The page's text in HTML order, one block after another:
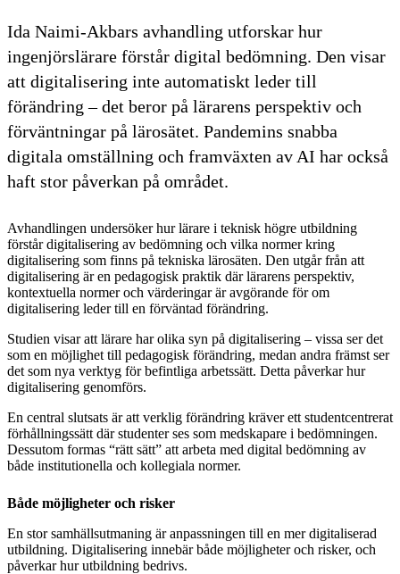
Ida Naimi-Akbars avhandling utforskar hur
ingenjörslärare förstår digital bedömning. Den visar
att digitalisering inte automatiskt leder till
förändring – det beror på lärarens perspektiv och
förväntningar på lärosätet. Pandemins snabba
digitala omställning och framväxten av AI har också
haft stor påverkan på området.
Avhandlingen undersöker hur lärare i teknisk högre utbildning
förstår digitalisering av bedömning och vilka normer kring
digitalisering som finns på tekniska lärosäten. Den utgår från att
digitalisering är en pedagogisk praktik där lärarens perspektiv,
kontextuella normer och värderingar är avgörande för om
digitalisering leder till en förväntad förändring.
Studien visar att lärare har olika syn på digitalisering – vissa ser det
som en möjlighet till pedagogisk förändring, medan andra främst ser
det som nya verktyg för befintliga arbetssätt. Detta påverkar hur
digitalisering genomförs.
En central slutsats är att verklig förändring kräver ett studentcentrerat
förhållningssätt där studenter ses som medskapare i bedömningen.
Dessutom formas “rätt sätt” att arbeta med digital bedömning av
både institutionella och kollegiala normer.
Både möjligheter och risker
En stor samhällsutmaning är anpassningen till en mer digitaliserad
utbildning. Digitalisering innebär både möjligheter och risker, och
påverkar hur utbildning bedrivs.